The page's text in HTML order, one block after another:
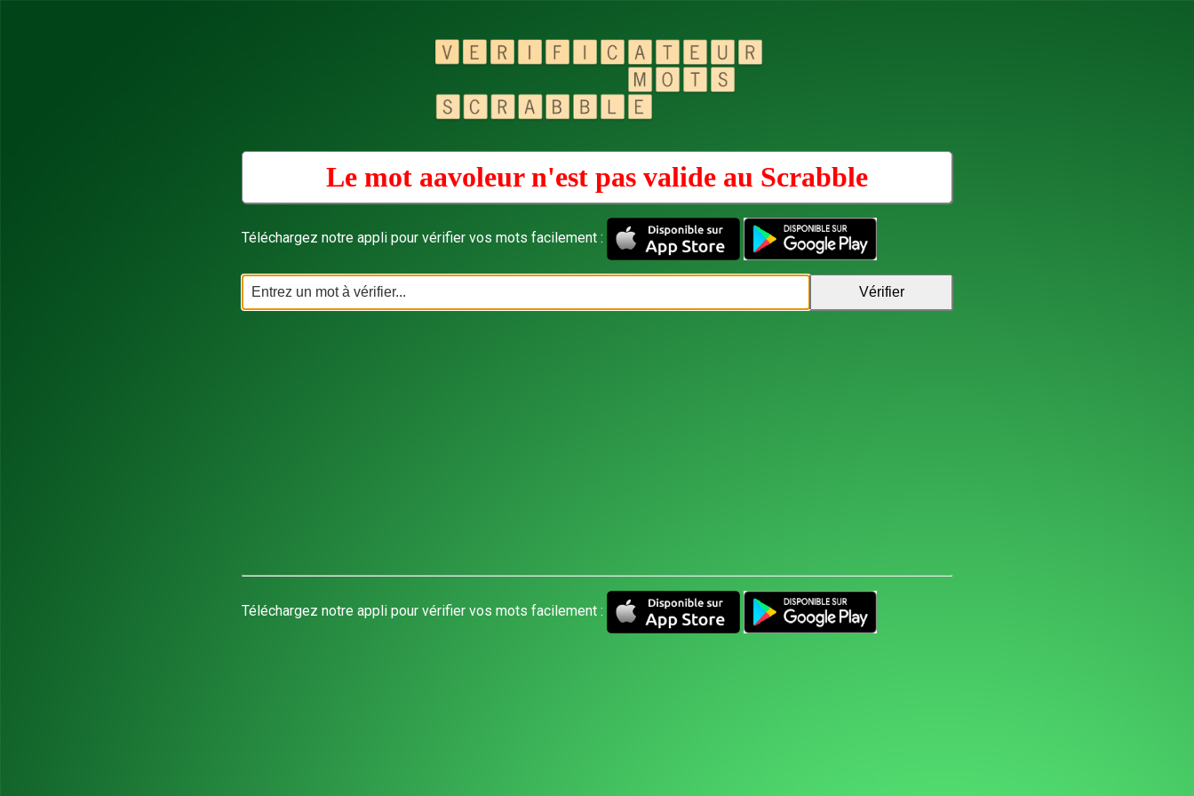
Le mot aavoleur n'est pas valide au Scrabble
Téléchargez notre appli pour vérifier vos mots facilement :
Téléchargez notre appli pour vérifier vos mots facilement :